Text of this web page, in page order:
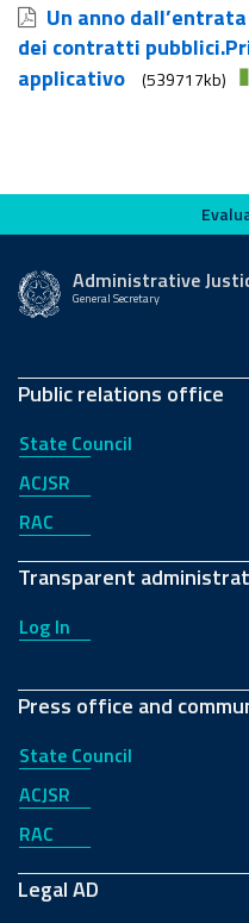
Un anno
dei contratti
applicativo
(539717kb)
Evaluate this
Administrative
General Secretary
Public relations office
State Council
ACJSR
RAC
Transparent
Log In
Press office and
State Council
ACJSR
RAC
Legal AD